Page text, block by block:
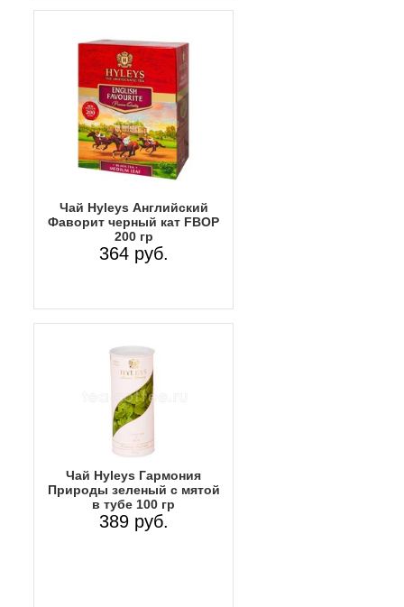
Чай Hyleys Английский
Фаворит черный кат FBOP
200 гр
364 руб.
Чай Hyleys Гармония
Природы зеленый с мятой
в тубе 100 гр
389 руб.